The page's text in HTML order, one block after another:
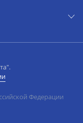
Федерации